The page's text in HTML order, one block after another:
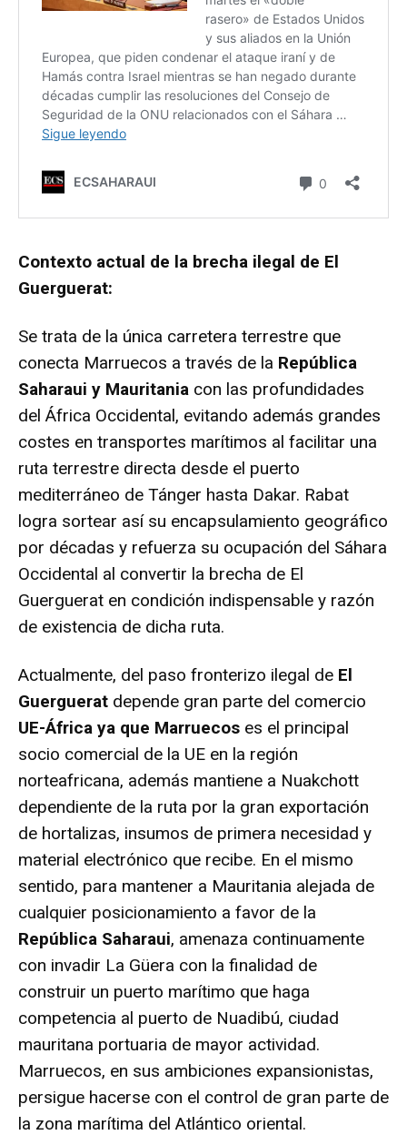
Contexto actual de la brecha ilegal de El
Guerguerat:
Se trata de la única carretera terrestre que
conecta Marruecos a través de la República
Saharaui y Mauritania con las profundidades
del África Occidental, evitando además grandes
costes en transportes marítimos al facilitar una
ruta terrestre directa desde el puerto
mediterráneo de Tánger hasta Dakar. Rabat
logra sortear así su encapsulamiento geográfico
por décadas y refuerza su ocupación del Sáhara
Occidental al convertir la brecha de El
Guerguerat en condición indispensable y razón
de existencia de dicha ruta.
Actualmente, del paso fronterizo ilegal de El
Guerguerat depende gran parte del comercio
UE-África ya que Marruecos es el principal
socio comercial de la UE en la región
norteafricana, además mantiene a Nuakchott
dependiente de la ruta por la gran exportación
de hortalizas, insumos de primera necesidad y
material electrónico que recibe. En el mismo
sentido, para mantener a Mauritania alejada de
cualquier posicionamiento a favor de la
República Saharaui, amenaza continuamente
con invadir La Güera con la finalidad de
construir un puerto marítimo que haga
competencia al puerto de Nuadibú, ciudad
mauritana portuaria de mayor actividad.
Marruecos, en sus ambiciones expansionistas,
persigue hacerse con el control de gran parte de
la zona marítima del Atlántico oriental.